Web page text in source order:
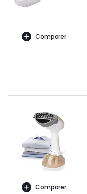
Comparer
Comparer